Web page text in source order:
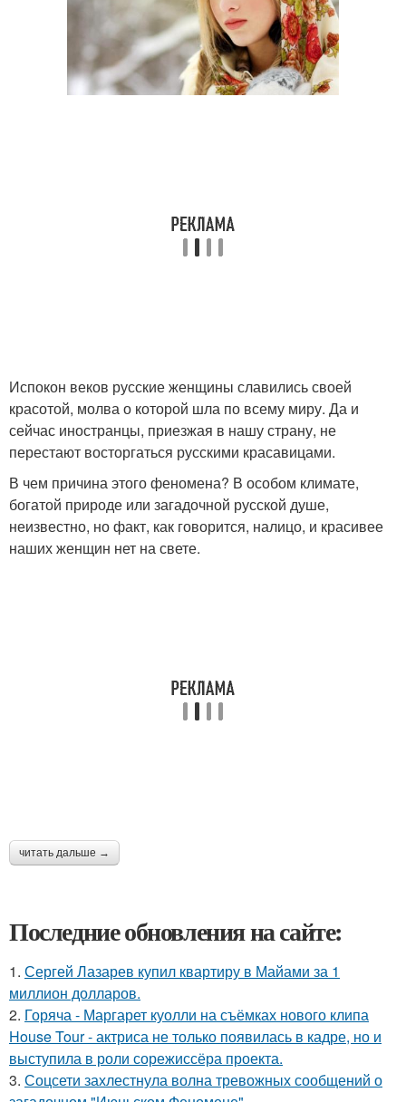
Испокон веков русские женщины славились своей
красотой, молва о которой шла по всему миру. Да и
сейчас иностранцы, приезжая в нашу страну, не
перестают восторгаться русскими красавицами.
В чем причина этого феномена? В особом климате,
богатой природе или загадочной русской душе,
неизвестно, но факт, как говорится, налицо, и красивее
наших женщин нет на свете.
читать дальше →
Последние обновления на сайте:
1. Сергей Лазарев купил квартиру в Майами за 1
миллион долларов.
2. Горяча - Маргарет куолли на съёмках нового клипа
House Tour - актриса не только появилась в кадре, но и
выступила в роли сорежиссёра проекта.
3. Соцсети захлестнула волна тревожных сообщений о